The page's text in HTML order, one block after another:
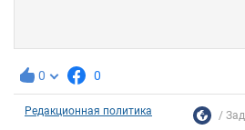
0 0
Редакционная политика